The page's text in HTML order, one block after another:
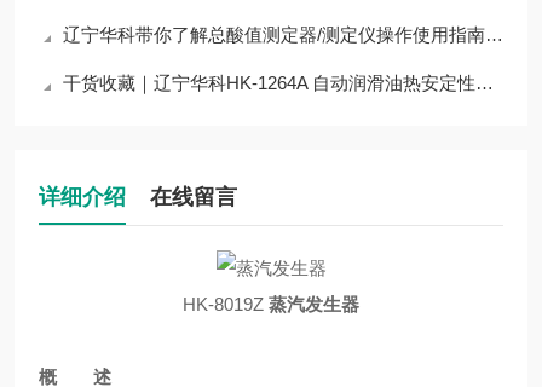
辽宁华科带你了解总酸值测定器/测定仪操作使用指南HK-12574B
干货收藏｜辽宁华科HK-1264A 自动润滑油热安定性腐蚀性测定器技术原理拆解
详细介绍 在线留言
HK-8019Z 蒸汽发生器
概 述